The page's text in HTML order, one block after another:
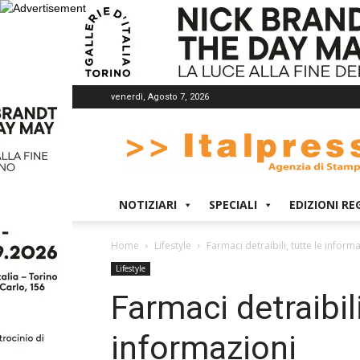
venerdì, Agosto 7, 2026
NOTIZIARI SPECIALI EDIZIONI
Home Lifestyle Farmaci detraibili, tutte le
Lifestyle
Farmaci
informazioni